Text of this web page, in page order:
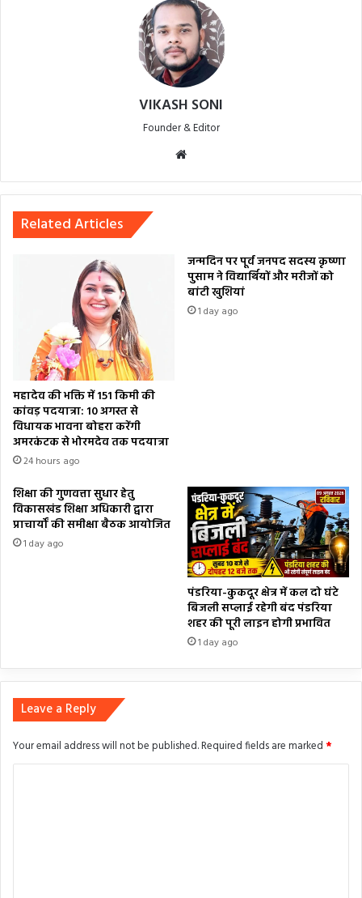
VIKASH SONI
Founder & Editor
Related Articles
महादेव की भक्ति में 151 किमी की
कांवड़ पदयात्रा: 10 अगस्त से
विधायक भावना बोहरा करेंगी
अमरकंटक से भोरमदेव तक पदयात्रा
24 hours ago
जन्मदिन पर पूर्व जनपद सदस्य कृष्णा
पुसाम ने विद्यार्थियों और मरीजों को
बांटी खुशियां
1 day ago
शिक्षा की गुणवत्ता सुधार हेतु
विकासखंड शिक्षा अधिकारी द्वारा
प्राचार्यों की समीक्षा बैठक आयोजित
1 day ago
पंडरिया-कुकदूर क्षेत्र में कल दो घंटे
बिजली सप्लाई रहेगी बंद पंडरिया
शहर की पूरी लाइन होगी प्रभावित
1 day ago
Leave a Reply
Your email address will not be published.Required fields are marked *